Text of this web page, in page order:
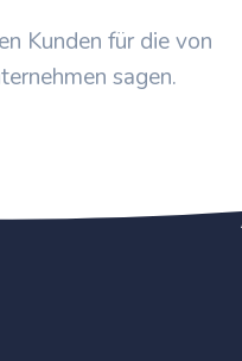
Kunden für die von
sagen.